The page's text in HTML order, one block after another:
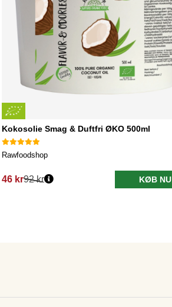
Kokosolie Smag & Duftfri ØKO 500ml
Rawfoodshop
46 kr92 kr KØB NU